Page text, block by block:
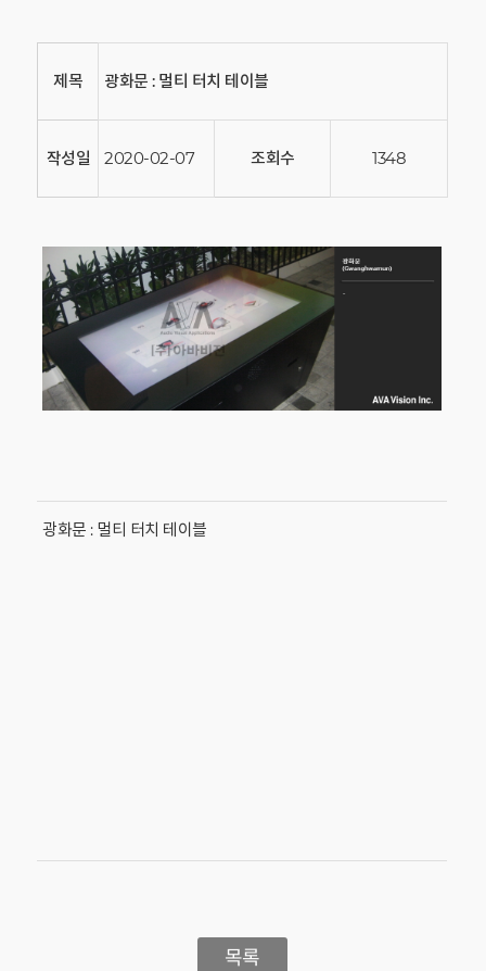
제목 광화문 : 멀티 터치 테이블
작성일 2020-02-07 조회수 1348
광화문 : 멀티 터치 테이블
목록